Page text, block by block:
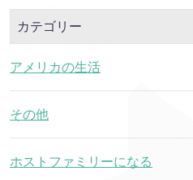
カテゴリー
アメリカの生活
その他
ホストファミリーになる